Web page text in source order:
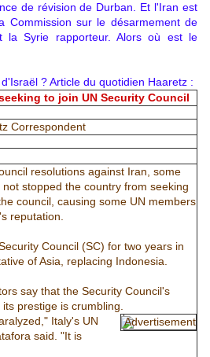
de révision de Durban . Et l'Iran est
Commission sur le désarmement de
la Syrie rapporteur. Alors où est le
? Article du quotidien Haaretz :
to join UN Security Council
Correspondent
resolutions against Iran, some
stopped the country from seeking
council, causing some UN members
reputation.
Council (SC) for two years in
of Asia, replacing Indonesia.
say that the Security Council's
prestige is crumbling.
Advertisement
Italy's UN
said. "It is